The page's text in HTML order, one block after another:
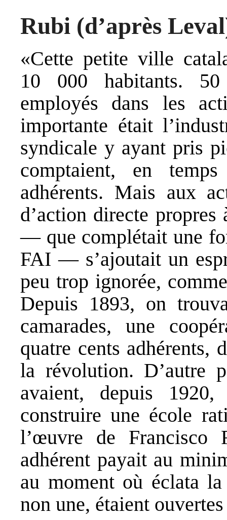
Rubi (d’après
«Cette petite ville
10 000 habitants.
employés dans les
importante était
syndicale y ayant pris
comptaient, en
adhérents. Mais aux
d’action directe
— que complétait une
FAI — s’ajoutait un
peu trop ignorée,
Depuis 1893, on
camarades, une
quatre cents adhérents,
la révolution. D’autre
avaient, depuis
construire une école
l’œuvre de Francisco
adhérent payait au
au moment où éclata
non une, étaient